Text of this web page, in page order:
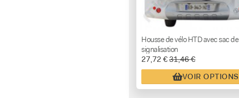
Housse de vélo HTD avec sac de
signalisation
27,72 €31,46 €
VOIR OPTIONS